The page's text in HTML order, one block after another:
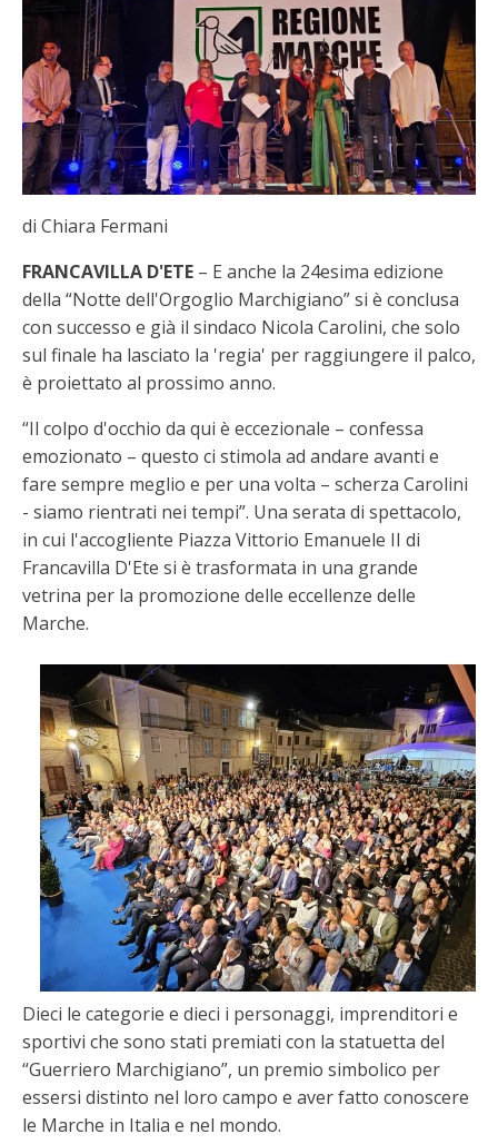
di Chiara Fermani
FRANCAVILLA D'ETE – E anche la 24esima edizione
della “Notte dell'Orgoglio Marchigiano” si è conclusa
con successo e già il sindaco Nicola Carolini, che solo
sul finale ha lasciato la 'regia' per raggiungere il palco,
è proiettato al prossimo anno.
“Il colpo d'occhio da qui è eccezionale – confessa
emozionato – questo ci stimola ad andare avanti e
fare sempre meglio e per una volta – scherza Carolini
- siamo rientrati nei tempi”. Una serata di spettacolo,
in cui l'accogliente Piazza Vittorio Emanuele II di
Francavilla D'Ete si è trasformata in una grande
vetrina per la promozione delle eccellenze delle
Marche.
Dieci le categorie e dieci i personaggi, imprenditori e
sportivi che sono stati premiati con la statuetta del
“Guerriero Marchigiano”, un premio simbolico per
essersi distinto nel loro campo e aver fatto conoscere
le Marche in Italia e nel mondo.